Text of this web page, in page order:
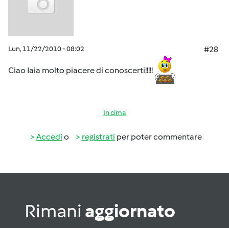
Lun, 11/22/2010 - 08:02 #28
Ciao Iaia molto piacere di conoscerti!!!!!
In cima
Accedi o registrati per poter commentare
Rimani aggiornato